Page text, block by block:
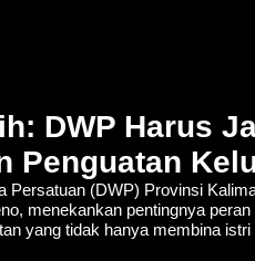
DWP Harus
Penguatan
Persatuan (DWP) Provinsi
menekankan pentingnya peran
yang tidak hanya membina istri